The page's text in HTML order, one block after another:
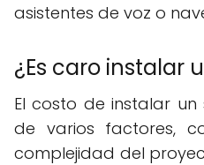
asistentes de voz o
¿Es caro instalar
El costo de instalar un
de varios factores,
complejidad del